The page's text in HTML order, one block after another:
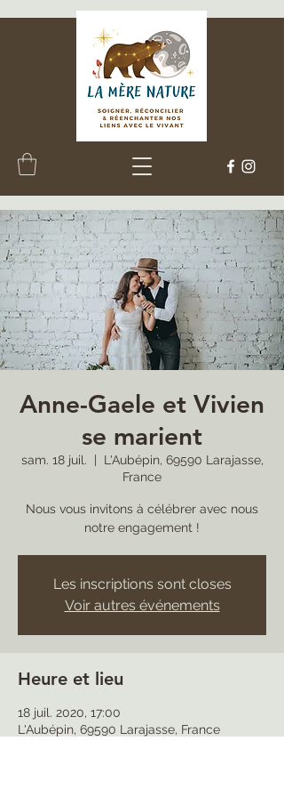
Anne-Gaele et Vivien
se marient
sam. 18 juil.
L'Aubépin, 69590 Larajasse,
France
Nous vous invitons à célébrer avec nous
notre engagement !
Les inscriptions sont closes
Voir autres événements
Heure et lieu
18 juil. 2020, 17:00
L'Aubépin, 69590 Larajasse, France